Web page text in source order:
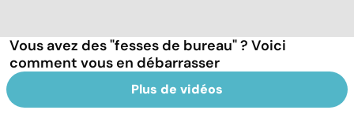
Vous avez des "fesses de bureau" ? Voici
comment vous en débarrasser
Plus de vidéos